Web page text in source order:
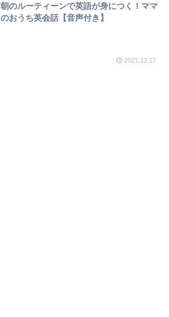
朝のルーティーンで英語が身につく！ママ
のおうち英会話【音声付き】
2021.12.17